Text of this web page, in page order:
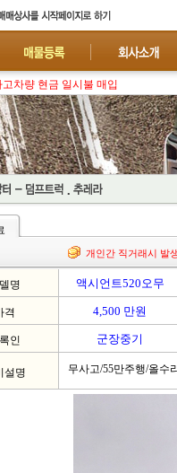
고차량 현금 일시불 매입 : 폐차-수출
개인간 직거래시 발
명 액시언트520오무
격 4,500 만원
인 군장중기
설명 무사고/55만주행/올수